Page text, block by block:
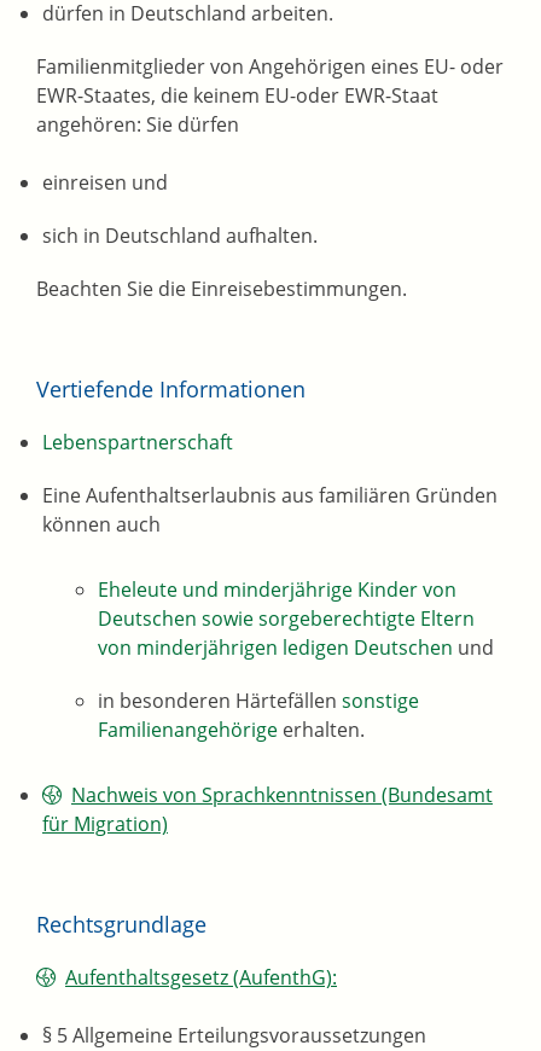
dürfen in Deutschland arbeiten.
Familienmitglieder von Angehörigen eines EU- oder
EWR-Staates, die keinem EU-oder EWR-Staat
angehören: Sie dürfen
einreisen und
sich in Deutschland aufhalten.
Beachten Sie die Einreisebestimmungen.
Vertiefende Informationen
Lebenspartnerschaft
Eine Aufenthaltserlaubnis aus familiären Gründen
können auch
Eheleute und minderjährige Kinder von
Deutschen sowie sorgeberechtigte Eltern
von minderjährigen ledigen Deutschen und
in besonderen Härtefällensonstige
Familienangehörige erhalten.
Nachweis von Sprachkenntnissen (Bundesamt
für Migration)
Rechtsgrundlage
Aufenthaltsgesetz (AufenthG):
§ 5 Allgemeine Erteilungsvoraussetzungen